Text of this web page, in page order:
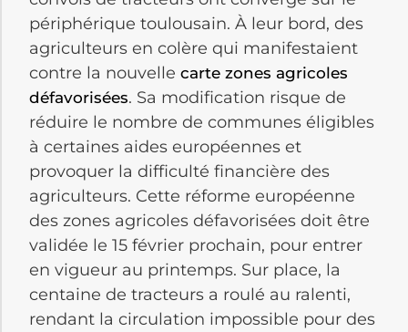
périphérique toulousain. À leur bord, des
agriculteurs en colère qui manifestaient
contre la nouvelle carte zones agricoles
défavorisées. Sa modification risque de
réduire le nombre de communes éligibles
à certaines aides européennes et
provoquer la difficulté financière des
agriculteurs. Cette réforme européenne
des zones agricoles défavorisées doit être
validée le 15 février prochain, pour entrer
en vigueur au printemps. Sur place, la
centaine de tracteurs a roulé au ralenti,
rendant la circulation impossible pour des